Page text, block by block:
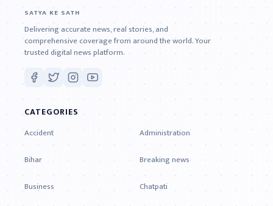
SATYA KE SATH
Delivering accurate news, real stories, and
comprehensive coverage from around the world. Your
trusted digital news platform.
CATEGORIES
Accident
Administration
Bihar
Breaking news
Business
Chatpati